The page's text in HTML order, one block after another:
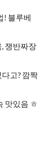
! 블루베
쟁반짜장
고? 깜짝
맛있음 ㅎ